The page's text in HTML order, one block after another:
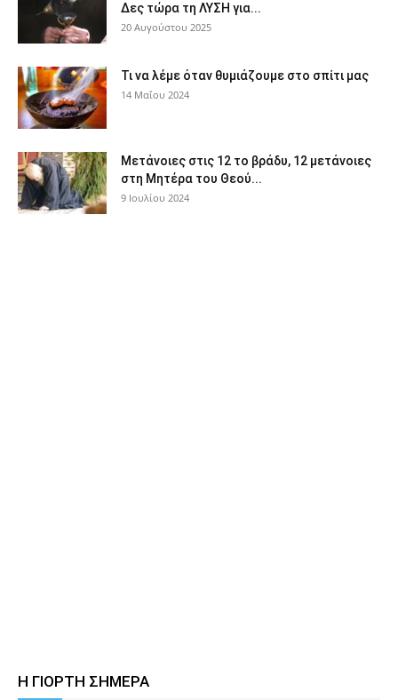
Δες τώρα τη ΛΥΣΗ για...
20 Αυγούστου 2025
Τι να λέμε όταν θυμιάζουμε στο σπίτι μας
14 Μαΐου 2024
Μετάνοιες στις 12 το βράδυ, 12 μετάνοιες
στη Μητέρα του Θεού...
9 Ιουλίου 2024
Η ΓΙΟΡΤΗ ΣΗΜΕΡΑ